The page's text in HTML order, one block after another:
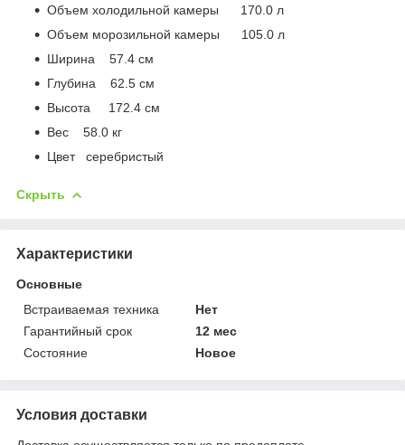
Объем холодильной камеры 170.0 л
Объем морозильной камеры 105.0 л
Ширина 57.4 см
Глубина 62.5 см
Высота 172.4 см
Вес 58.0 кг
Цвет серебристый
Скрыть
Характеристики
Основные
Встраиваемая техника
Нет
Гарантийный срок
12 мес
Состояние
Новое
Условия доставки